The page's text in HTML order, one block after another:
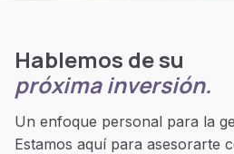
Hablemos de su
próxima inversión.
Un enfoque personal para la
Estamos aquí para asesorarte